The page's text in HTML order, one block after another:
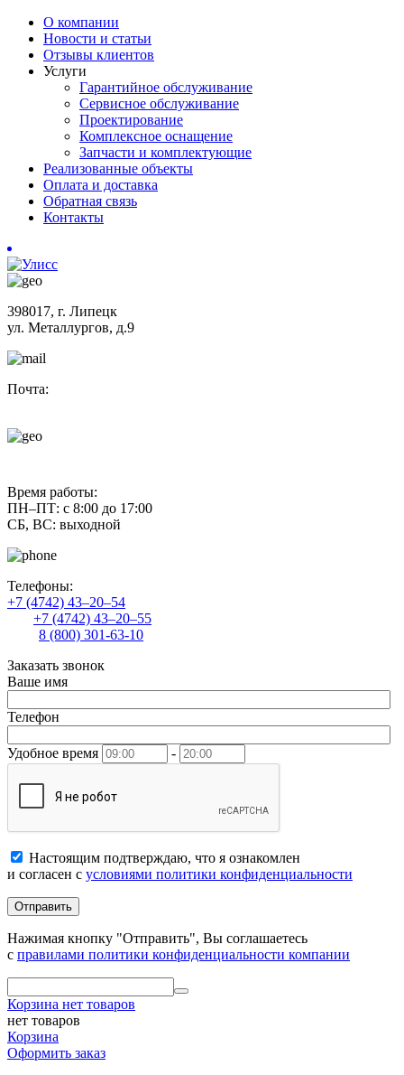
О компании
Новости и статьи
Отзывы клиентов
Услуги
Гарантийное обслуживание
Сервисное обслуживание
Проектирование
Комплексное оснащение
Запчасти и комплектующие
Реализованные объекты
Оплата и доставка
Обратная связь
Контакты
398017, г. Липецк
ул. Металлургов, д.9
Почта:
Время работы:
ПН–ПТ: с 8:00 до 17:00
СБ, ВС: выходной
Телефоны:
+7 (4742) 43–20–54
+7 (4742) 43–20–55
8 (800) 301-63-10
Заказать звонок
Ваше имя
Телефон
Удобное время -
Настоящим подтверждаю, что я ознакомлен
и согласен с условиями политики конфиденциальности
Отправить
Нажимая кнопку "Отправить", Вы соглашаетесь
с правилами политики конфиденциальности компании
Корзина нет товаров
нет товаров
Корзина
Оформить заказ